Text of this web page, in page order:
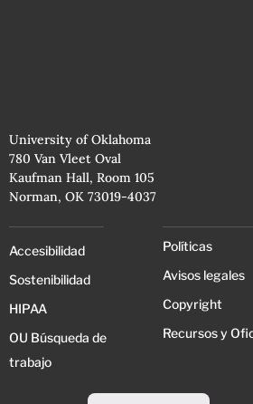
University of Oklahoma
780 Van Vleet Oval
Kaufman Hall, Room 105
Norman, OK 73019-4037
Accesibilidad
Sostenibilidad
HIPAA
OU Búsqueda de
trabajo
Políticas
Avisos legales
Copyright
Recursos y